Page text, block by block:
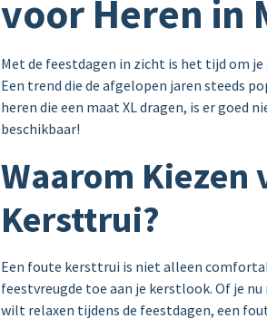
voor Heren in
Met de feestdagen in zicht is het tijd om
Een trend die de afgelopen jaren steeds
heren die een maat XL dragen, is er goed
beschikbaar!
Waarom Kiezen
Kersttrui?
Een foute kersttrui is niet alleen
feestvreugde toe aan je kerstlook. Of je
wilt relaxen tijdens de feestdagen, een